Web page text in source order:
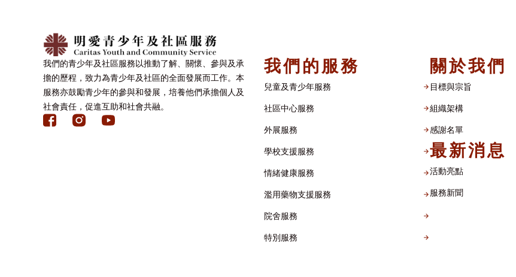
我們的青少年及社區服務以推動了解、關懷、參與及承
擔的歷程，致力為青少年及社區的全面發展而工作。本
服務亦鼓勵青少年的參與和發展，培養他們承擔個人及
社會責任，促進互助和社會共融。
我們的服務
兒童及青少年服務
社區中心服務
外展服務
學校支援服務
情緒健康服務
濫用藥物支援服務
院舍服務
特別服務
關於我們
目標與宗旨
組織架構​
感謝名單​
最新消息
活動亮點
服務新聞